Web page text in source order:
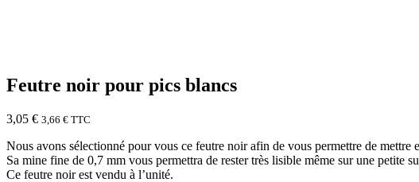
Feutre noir pour pics blancs
3,05 € 3,66 € TTC
Nous avons sélectionné pour vous ce feutre noir afin de vous permettre de mettre
Sa mine fine de 0,7 mm vous permettra de rester très lisible même sur une petite
Ce feutre noir est vendu à l’unité.